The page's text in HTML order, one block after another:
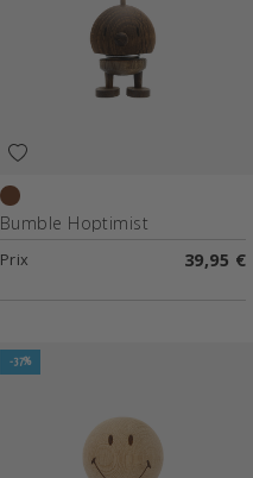
Chêne fumé
Bumble Hoptimist
Prix 39,95 €
-37%